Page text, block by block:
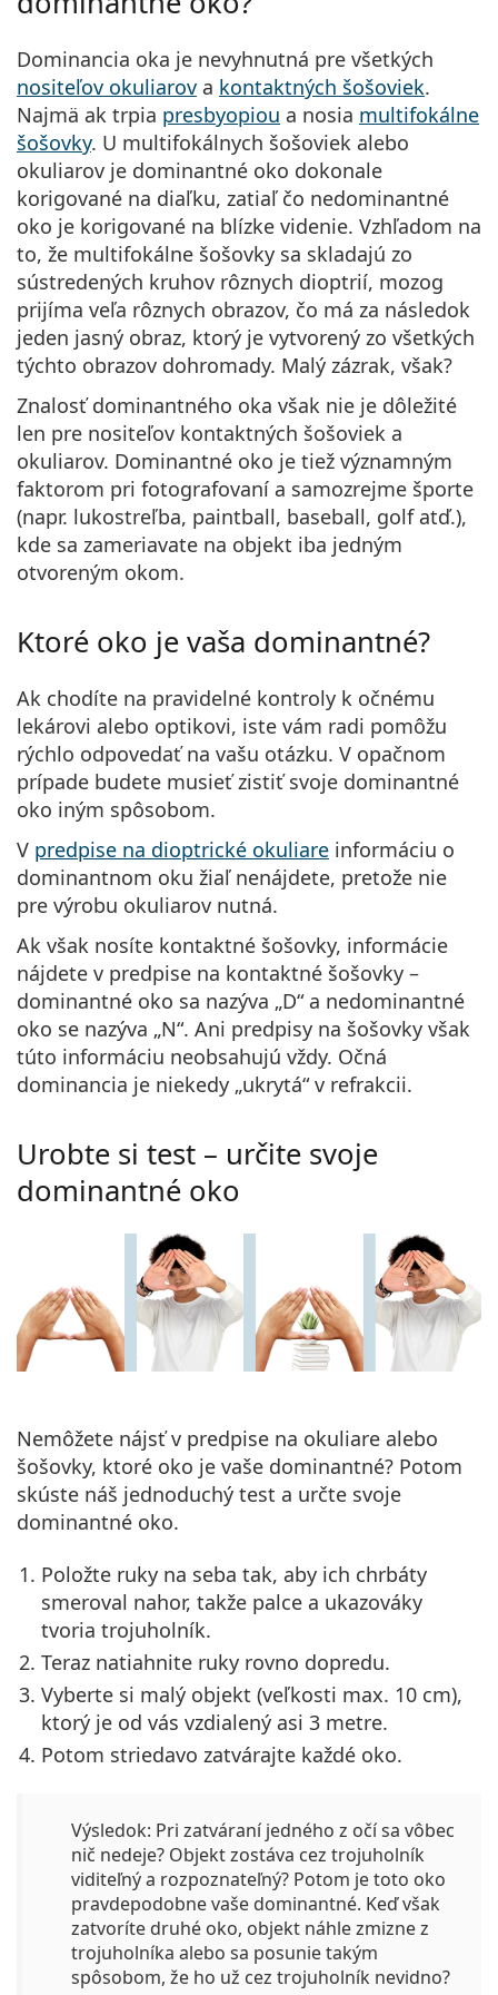
Persol
Prada
Všetky značky
Dominancia oka je nevyhnutná pre všetkých
nositeľov okuliarov a kontaktných šošoviek.
Najmä ak trpia presbyopiou a nosia multifokálne
šošovky. U multifokálnych šošoviek alebo
okuliarov je dominantné oko dokonale
korigované na diaľku, zatiaľ čo nedominantné
oko je korigované na blízke videnie. Vzhľadom na
to, že multifokálne šošovky sa skladajú zo
sústredených kruhov rôznych dioptrií, mozog
prijíma veľa rôznych obrazov, čo má za následok
jeden jasný obraz, ktorý je vytvorený zo všetkých
týchto obrazov dohromady. Malý zázrak, však?
Znalosť dominantného oka však nie je dôležité
len pre nositeľov kontaktných šošoviek a
okuliarov. Dominantné oko je tiež významným
faktorom pri fotografovaní a samozrejme športe
(napr. lukostreľba, paintball, baseball, golf atď.),
kde sa zameriavate na objekt iba jedným
otvoreným okom.
Ktoré oko je vaša dominantné?
Ak chodíte na pravidelné kontroly k očnému
lekárovi alebo optikovi, iste vám radi pomôžu
rýchlo odpovedať na vašu otázku. V opačnom
prípade budete musieť zistiť svoje dominantné
oko iným spôsobom.
V predpise na dioptrické okuliare informáciu o
dominantnom oku žiaľ nenájdete, pretože nie
pre výrobu okuliarov nutná.
Ak však nosíte kontaktné šošovky, informácie
nájdete v predpise na kontaktné šošovky –
dominantné oko sa nazýva „D“ a nedominantné
oko se nazýva „N“. Ani predpisy na šošovky však
túto informáciu neobsahujú vždy. Očná
dominancia je niekedy „ukrytá“ v refrakcii.
Urobte si test – určite svoje
dominantné oko
Nemôžete nájsť v predpise na okuliare alebo
šošovky, ktoré oko je vaše dominantné? Potom
skúste náš jednoduchý test a určte svoje
dominantné oko.
Položte ruky na seba tak, aby ich chrbáty
smeroval nahor, takže palce a ukazováky
tvoria trojuholník.
Teraz natiahnite ruky rovno dopredu.
Vyberte si malý objekt (veľkosti max. 10 cm),
ktorý je od vás vzdialený asi 3 metre.
Potom striedavo zatvárajte každé oko.
Výsledok: Pri zatváraní jedného z očí sa vôbec
nič nedeje? Objekt zostáva cez trojuholník
viditeľný a rozpoznateľný? Potom je toto oko
pravdepodobne vaše dominantné. Keď však
zatvoríte druhé oko, objekt náhle zmizne z
trojuholníka alebo sa posunie takým
spôsobom, že ho už cez trojuholník nevidno?